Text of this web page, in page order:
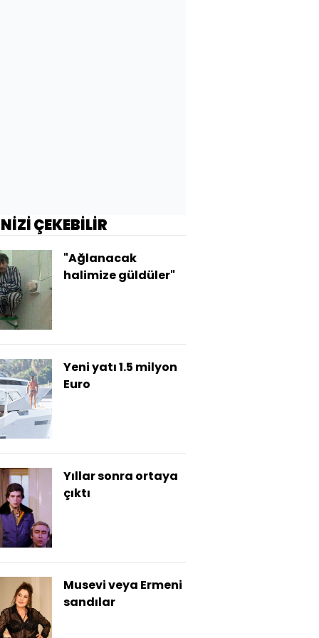
ÇEKEBİLİR
"Ağlanacak
halimize güldüler"
Yeni yatı 1.5 milyon
Euro
Yıllar sonra ortaya
çıktı
Musevi veya Ermeni
sandılar